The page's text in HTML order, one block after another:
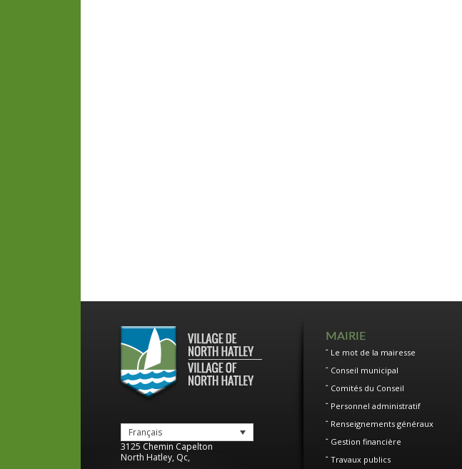
Français
3125 Chemin Capelton
North Hatley, Qc,
MAIRIE
Le mot de la mairesse
Conseil municipal
Comités du Conseil
Personnel administratif
Renseignements généraux
Gestion financière
Travaux publics